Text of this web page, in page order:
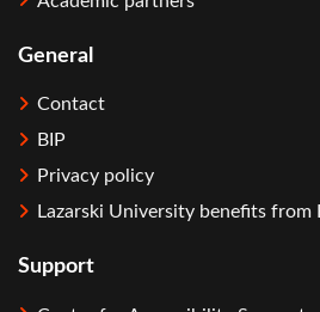
General
Contact
BIP
Privacy policy
Lazarski University benefits from
Support